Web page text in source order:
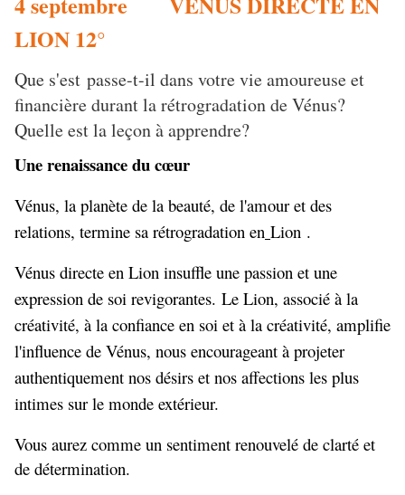
LION 12°
Que s'est passe-t-il dans votre vie amoureuse et
financière durant la rétrogradation de Vénus?
Quelle est la leçon à apprendre?
Une renaissance du cœur
Vénus, la planète de la beauté, de l'amour et des
relations, termine sa rétrogradation en Lion .
Vénus directe en Lion insuffle une passion et une
expression de soi revigorantes. Le Lion, associé à la
créativité, à la confiance en soi et à la créativité, amplifie
l'influence de Vénus, nous encourageant à projeter
authentiquement nos désirs et nos affections les plus
intimes sur le monde extérieur.
Vous aurez comme un sentiment renouvelé de clarté et
de détermination.